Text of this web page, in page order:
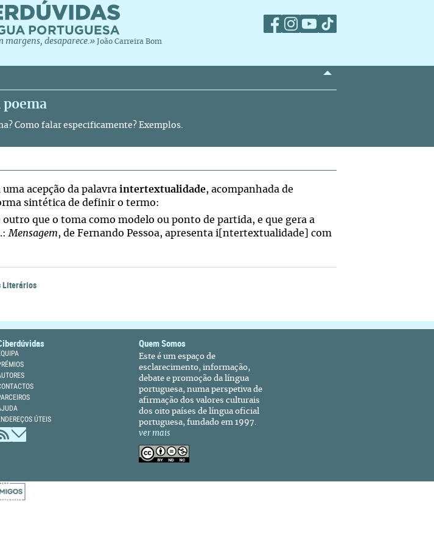
margens, desaparece.» João Carreira Bom
Como falar especificamente? Exemplos.
acepção da palavra intertextualidade, acompanhada de
sintética de definir o termo:
que o toma como modelo ou ponto de partida, e que gera a
Mensagem, de Fernando Pessoa, apresenta i[ntertextualidade] com
Literários
ÚTEIS
Quem Somos
Este é um espaço de
esclarecimento, informação,
debate e promoção da língua
portuguesa, numa perspetiva de
afirmação dos valores culturais
dos oito países de língua oficial
portuguesa, fundado em 1997.
ver mais